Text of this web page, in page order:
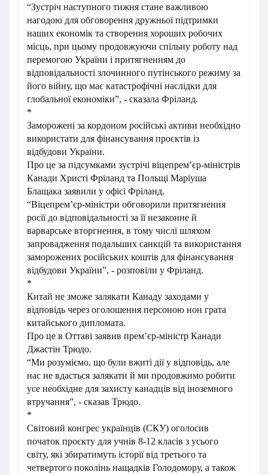
“Зустріч наступного тижня стане важливою
нагодою для обговорення дружньої підтримки
наших економік та створення хороших робочих
місць, при цьому продовжуючи спільну роботу над
перемогою України і притягненням до
відповідальності злочинного путінського режиму за
його війну, що має катастрофічні наслідки для
глобальної економіки”, - сказала Фріланд.
*
Заморожені за кордоном російські активи необхідно
використати для фінансування проєктів із
відбудови України.
Про це за підсумками зустрічі віцепрем’єр-міністрів
Канади Христі Фріланд та Польщі Маріуша
Блащака заявили у офісі Фріланд.
“Віцепрем’єр-міністри обговорили притягнення
росії до відповідальності за її незаконне й
варварське вторгнення, в тому числі шляхом
запровадження подальших санкцій та використання
заморожених російських коштів для фінансування
відбудови України”, - розповіли у Фріланд.
*
Китай не зможе залякати Канаду заходами у
відповідь через оголошення персоною нон грата
китайського дипломата.
Про це в Оттаві заявив прем’єр-міністр Канади
Джастін Трюдо.
“Ми розуміємо, що були вжиті дії у відповідь, але
нас не вдасться залякати й ми продовжимо робити
усе необхідне для захисту канадців від іноземного
втручання”, - сказав Трюдо.
*
Світовий конгрес українців (СКУ) оголосив
початок проєкту для учнів 8-12 класів з усього
світу, які збиратимуть історії від третього та
четвертого поколінь нащадків Голодомору, а також